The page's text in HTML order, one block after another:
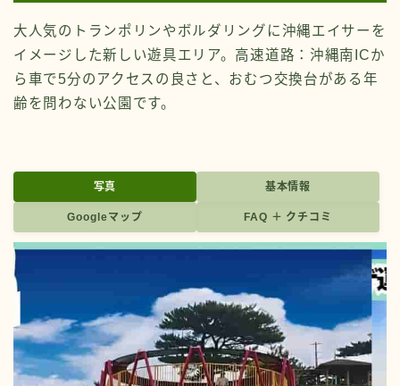
大人気のトランポリンやボルダリングに沖縄エイサーを
イメージした新しい遊具エリア。高速道路：沖縄南ICか
ら車で5分のアクセスの良さと、おむつ交換台がある年
齢を問わない公園です。
写真 基本情報
Googleマップ FAQ ＋ クチコミ